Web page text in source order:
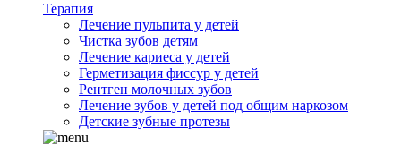
Терапия
Лечение пульпита у детей
Чистка зубов детям
Лечение кариеса у детей
Герметизация фиссур у детей
Рентген молочных зубов
Лечение зубов у детей под общим наркозом
Детские зубные протезы